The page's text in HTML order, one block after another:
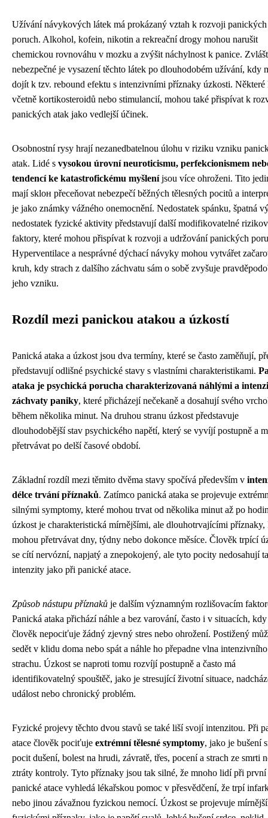
Užívání návykových látek má prokázaný vztah k rozvoji panických
poruch. Alkohol, kofein, nikotin a rekreační drogy mohou narušit
chemickou rovnováhu v mozku a zvýšit náchylnost k panice.
nebezpečné je vysazení těchto látek po dlouhodobém užívání, kdy
dojít k tzv. rebound efektu s intenzivními příznaky úzkosti. Některé
včetně kortikosteroidů nebo stimulancií, mohou také přispívat k
panických atak jako vedlejší účinek.
Osobnostní rysy hrají nezanedbatelnou úlohu v riziku vzniku
atak. Lidé s vysokou úrovní neuroticismu, perfekcionismem
tendencí ke katastrofickému myšleníjsou více ohroženi. Tito
mají sklон přeceňovat nebezpečí běžných tělesných pocitů a
je jako známky vážného onemocnění. Nedostatek spánku, špatná
nedostatek fyzické aktivity představují další modifikovatelné
faktory, které mohou přispívat k rozvoji a udržování panických
Hyperventilace a nesprávné dýchací návyky mohou vytvářet
kruh, kdy strach z dalšího záchvatu sám o sobě zvyšuje
jeho vzniku.
Rozdíl mezi panickou atakou a úzkostí
Panická ataka a úzkost jsou dva termíny, které se často zaměňují,
představují odlišné psychické stavy s vlastními charakteristikami.
ataka je psychická porucha charakterizovaná náhlými a
záchvaty paniky, které přicházejí nečekaně a dosahují svého
během několika minut. Na druhou stranu úzkost představuje
dlouhodobější stav psychického napětí, který se vyvíjí postupně a
přetrvávat po delší časové období.
Základní rozdíl mezi těmito dvěma stavy spočívá především v
délce trvání příznaků. Zatímco panická ataka se projevuje
silnými symptomy, které mohou trvat od několika minut až po
úzkost je charakteristická mírnějšími, ale dlouhotrvajícími příznaky,
mohou přetrvávat dny, týdny nebo dokonce měsíce. Člověk trpící
se cítí nervózní, napjatý a znepokojený, ale tyto pocity nedosahují
intenzity jako při panické atace.
Způsob nástupu příznaků je dalším významným rozlišovacím
Panická ataka přichází náhle a bez varování, často i v situacích, kdy
člověk nepociťuje žádný zjevný stres nebo ohrožení. Postižený
sedět v klidu doma nebo spát a náhle ho přepadne vlna intenzivního
strachu. Úzkost se naproti tomu rozvíjí postupně a často má
identifikovatelný spouštěč, jako je stresující životní situace,
událost nebo chronický problém.
Fyzické projevy těchto dvou stavů se také liší svojí intenzitou. Při
atace člověk pociťuje extrémní tělesné symptomy, jako je bušení
pocit dušení, bolest na hrudi, závratě, třes, pocení a strach ze smrti
ztráty kontroly. Tyto příznaky jsou tak silné, že mnoho lidí při první
panické atace vyhledá lékařskou pomoc v přesvědčení, že trpí
nebo jinou závažnou fyzickou nemocí. Úzkost se projevuje